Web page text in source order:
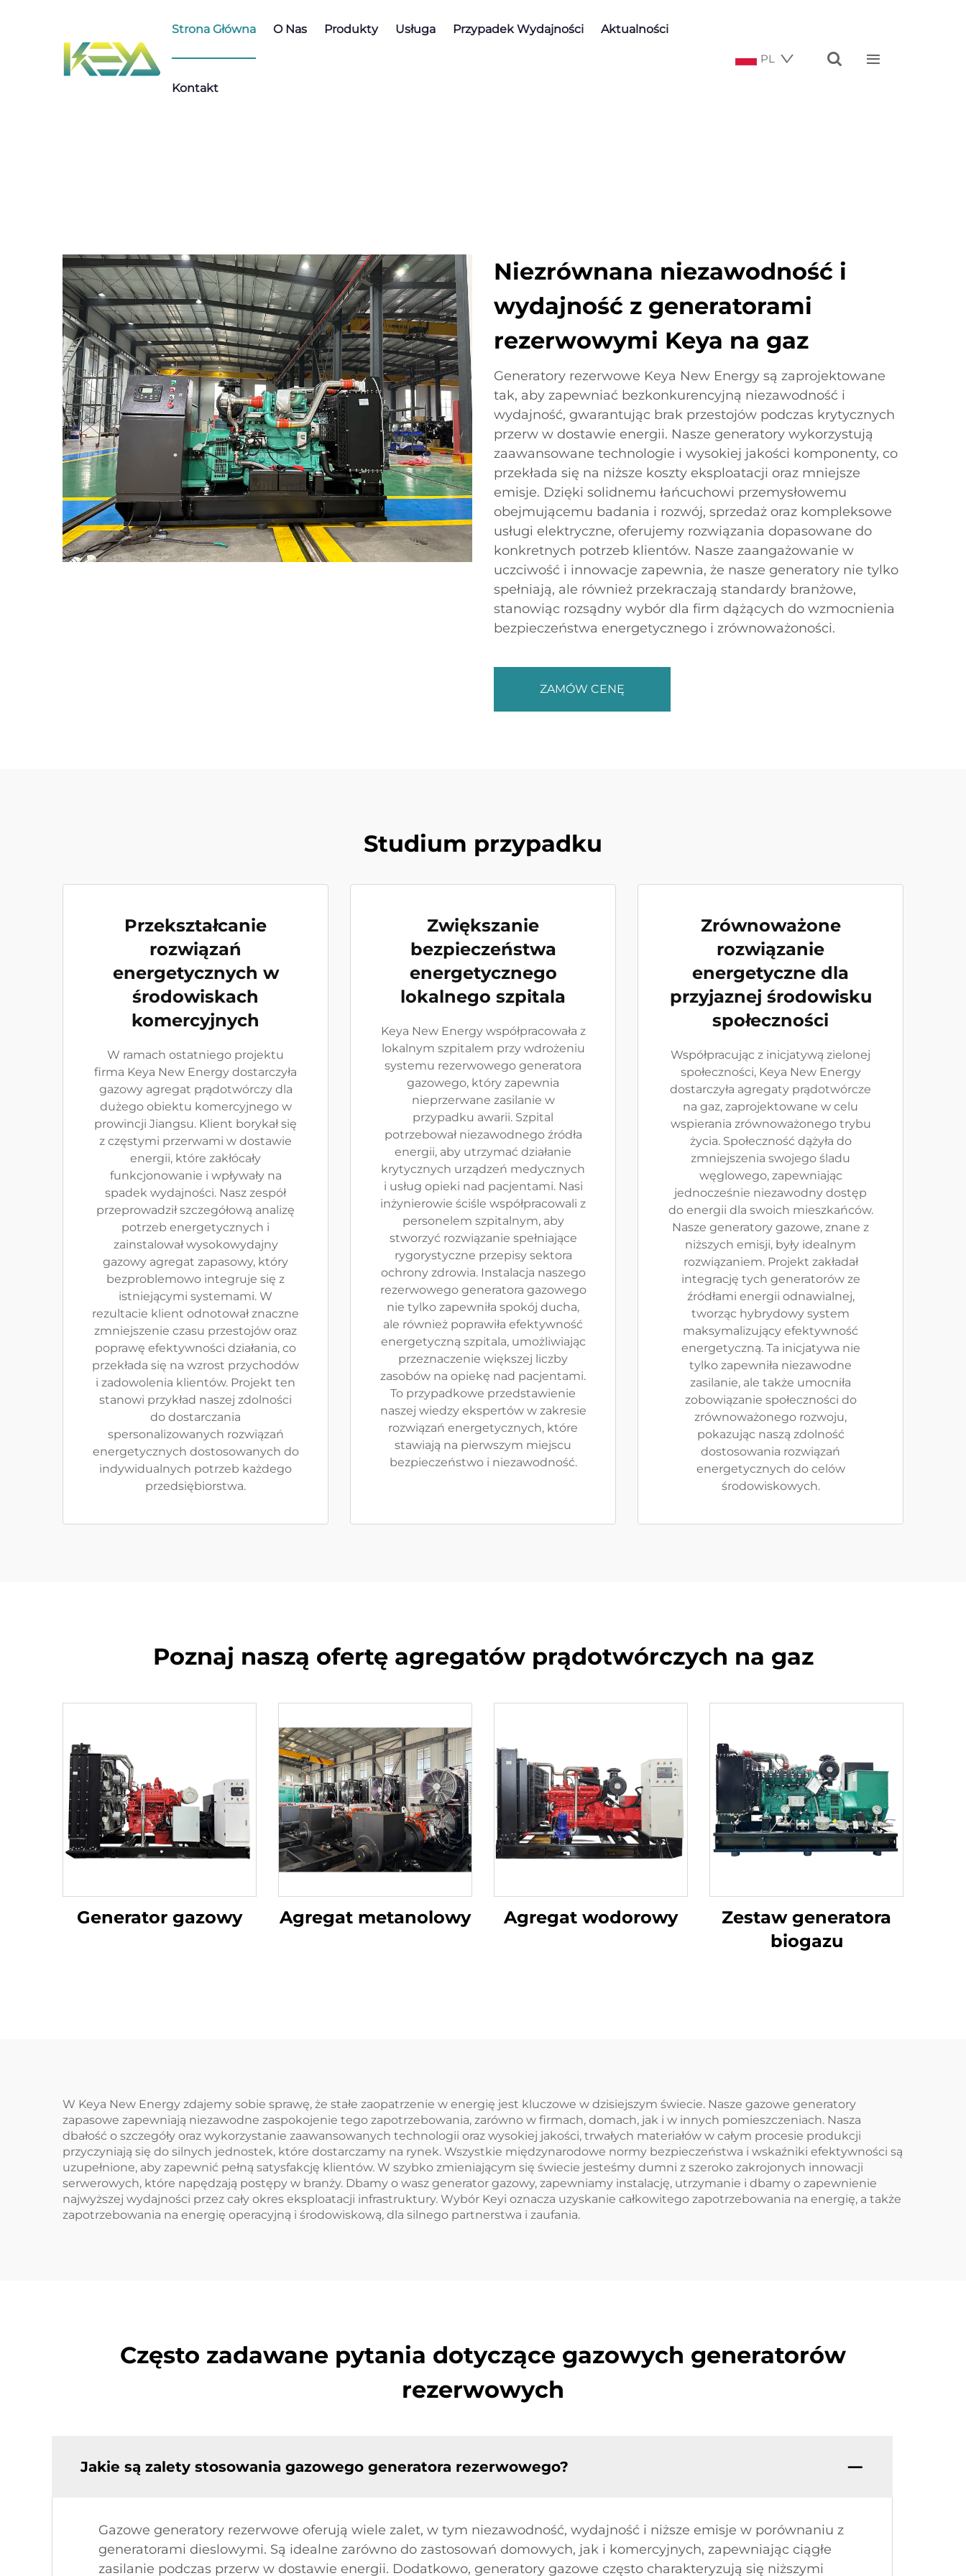
Strona Główna O Nas Produkty Usługa Przypadek Wydajności Aktualności
Kontakt
PL  
Niezrównana niezawodność i
wydajność z generatorami
rezerwowymi Keya na gaz
Generatory rezerwowe Keya New Energy są zaprojektowane
tak, aby zapewniać bezkonkurencyjną niezawodność i
wydajność, gwarantując brak przestojów podczas krytycznych
przerw w dostawie energii. Nasze generatory wykorzystują
zaawansowane technologie i wysokiej jakości komponenty, co
przekłada się na niższe koszty eksploatacji oraz mniejsze
emisje. Dzięki solidnemu łańcuchowi przemysłowemu
obejmującemu badania i rozwój, sprzedaż oraz kompleksowe
usługi elektryczne, oferujemy rozwiązania dopasowane do
konkretnych potrzeb klientów. Nasze zaangażowanie w
uczciwość i innowacje zapewnia, że nasze generatory nie tylko
spełniają, ale również przekraczają standardy branżowe,
stanowiąc rozsądny wybór dla firm dążących do wzmocnienia
bezpieczeństwa energetycznego i zrównoważoności.
ZAMÓW CENĘ
Studium przypadku
Przekształcanie
rozwiązań
energetycznych w
środowiskach
komercyjnych
W ramach ostatniego projektu
firma Keya New Energy dostarczyła
gazowy agregat prądotwórczy dla
dużego obiektu komercyjnego w
prowincji Jiangsu. Klient borykał się
z częstymi przerwami w dostawie
energii, które zakłócały
funkcjonowanie i wpływały na
spadek wydajności. Nasz zespół
przeprowadził szczegółową analizę
potrzeb energetycznych i
zainstalował wysokowydajny
gazowy agregat zapasowy, który
bezproblemowo integruje się z
istniejącymi systemami. W
rezultacie klient odnotował znaczne
zmniejszenie czasu przestojów oraz
poprawę efektywności działania, co
przekłada się na wzrost przychodów
i zadowolenia klientów. Projekt ten
stanowi przykład naszej zdolności
do dostarczania
spersonalizowanych rozwiązań
energetycznych dostosowanych do
indywidualnych potrzeb każdego
przedsiębiorstwa.
Zwiększanie
bezpieczeństwa
energetycznego
lokalnego szpitala
Keya New Energy współpracowała z
lokalnym szpitalem przy wdrożeniu
systemu rezerwowego generatora
gazowego, który zapewnia
nieprzerwane zasilanie w
przypadku awarii. Szpital
potrzebował niezawodnego źródła
energii, aby utrzymać działanie
krytycznych urządzeń medycznych
i usług opieki nad pacjentami. Nasi
inżynierowie ściśle współpracowali z
personelem szpitalnym, aby
stworzyć rozwiązanie spełniające
rygorystyczne przepisy sektora
ochrony zdrowia. Instalacja naszego
rezerwowego generatora gazowego
nie tylko zapewniła spokój ducha,
ale również poprawiła efektywność
energetyczną szpitala, umożliwiając
przeznaczenie większej liczby
zasobów na opiekę nad pacjentami.
To przypadkowe przedstawienie
naszej wiedzy ekspertów w zakresie
rozwiązań energetycznych, które
stawiają na pierwszym miejscu
bezpieczeństwo i niezawodność.
Zrównoważone
rozwiązanie
energetyczne dla
przyjaznej środowisku
społeczności
Współpracując z inicjatywą zielonej
społeczności, Keya New Energy
dostarczyła agregaty prądotwórcze
na gaz, zaprojektowane w celu
wspierania zrównoważonego trybu
życia. Społeczność dążyła do
zmniejszenia swojego śladu
węglowego, zapewniając
jednocześnie niezawodny dostęp
do energii dla swoich mieszkańców.
Nasze generatory gazowe, znane z
niższych emisji, były idealnym
rozwiązaniem. Projekt zakładał
integrację tych generatorów ze
źródłami energii odnawialnej,
tworząc hybrydowy system
maksymalizujący efektywność
energetyczną. Ta inicjatywa nie
tylko zapewniła niezawodne
zasilanie, ale także umocniła
zobowiązanie społeczności do
zrównoważonego rozwoju,
pokazując naszą zdolność
dostosowania rozwiązań
energetycznych do celów
środowiskowych.
Poznaj naszą ofertę agregatów prądotwórczych na gaz
Generator gazowy Agregat metanolowy Agregat wodorowy
Zestaw generatora
biogazu
W Keya New Energy zdajemy sobie sprawę, że stałe zaopatrzenie w energię jest kluczowe w dzisiejszym świecie. Nasze gazowe generatory
zapasowe zapewniają niezawodne zaspokojenie tego zapotrzebowania, zarówno w firmach, domach, jak i w innych pomieszczeniach. Nasza
dbałość o szczegóły oraz wykorzystanie zaawansowanych technologii oraz wysokiej jakości, trwałych materiałów w całym procesie produkcji
przyczyniają się do silnych jednostek, które dostarczamy na rynek. Wszystkie międzynarodowe normy bezpieczeństwa i wskaźniki efektywności są
uzupełnione, aby zapewnić pełną satysfakcję klientów. W szybko zmieniającym się świecie jesteśmy dumni z szeroko zakrojonych innowacji
serwerowych, które napędzają postępy w branży. Dbamy o wasz generator gazowy, zapewniamy instalację, utrzymanie i dbamy o zapewnienie
najwyższej wydajności przez cały okres eksploatacji infrastruktury. Wybór Keyi oznacza uzyskanie całkowitego zapotrzebowania na energię, a także
zapotrzebowania na energię operacyjną i środowiskową, dla silnego partnerstwa i zaufania.
Często zadawane pytania dotyczące gazowych generatorów
rezerwowych
Jakie są zalety stosowania gazowego generatora rezerwowego?
Gazowe generatory rezerwowe oferują wiele zalet, w tym niezawodność, wydajność i niższe emisje w porównaniu z
generatorami dieslowymi. Są idealne zarówno do zastosowań domowych, jak i komercyjnych, zapewniając ciągłe
zasilanie podczas przerw w dostawie energii. Dodatkowo, generatory gazowe często charakteryzują się niższymi